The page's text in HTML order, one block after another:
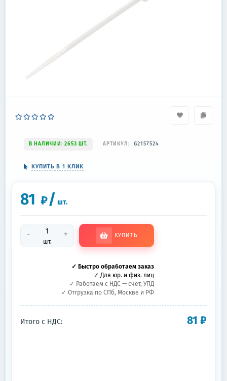
В НАЛИЧИИ: 2653 ШТ. АРТИКУЛ: G2157524
КУПИТЬ В 1 КЛИК
81 ₽/ шт.
-
шт.
+ КУПИТЬ
✓ Быстро обработаем заказ
✓ Для юр. и физ. лиц
✓ Работаем с НДС — счёт, УПД
✓ Отгрузка по СПб, Москве и РФ
Итого с НДС: 81 ₽